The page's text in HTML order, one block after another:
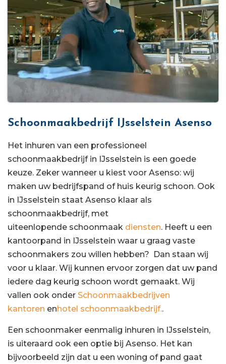
Schoonmaakbedrijf IJsselstein Asenso
Het inhuren van een professioneel
schoonmaakbedrijf in IJsselstein is een goede
keuze. Zeker wanneer u kiest voor Asenso: wij
maken uw bedrijfspand of huis keurig schoon. Ook
in IJsselstein staat Asenso klaar als
schoonmaakbedrijf, met
uiteenlopende schoonmaak diensten. Heeft u een
kantoorpand in IJsselstein waar u graag vaste
schoonmakers zou willen hebben? Dan staan wij
voor u klaar. Wij kunnen ervoor zorgen dat uw pand
iedere dag keurig schoon wordt gemaakt. Wij
vallen ook onder Schoonmaakbedrijven
kantoren enhotel schoonmaakbedrijf..
Een schoonmaker eenmalig inhuren in IJsselstein,
is uiteraard ook een optie bij Asenso. Het kan
bijvoorbeeld zijn dat u een woning of pand gaat